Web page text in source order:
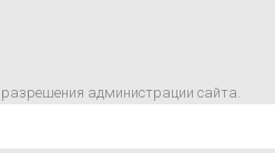
администрации сайта.